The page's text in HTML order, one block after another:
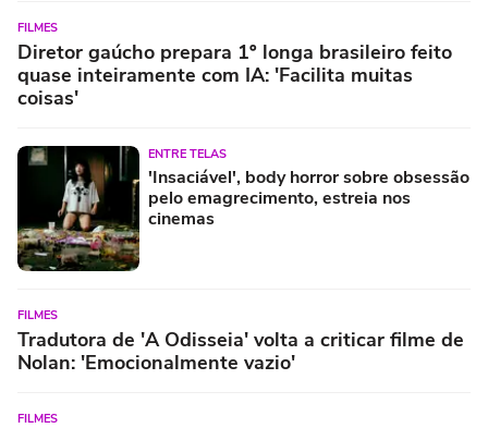
FILMES
Diretor gaúcho prepara 1º longa brasileiro feito
quase inteiramente com IA: 'Facilita muitas
coisas'
ENTRE TELAS
'Insaciável', body horror sobre obsessão
pelo emagrecimento, estreia nos
cinemas
FILMES
Tradutora de 'A Odisseia' volta a criticar filme de
Nolan: 'Emocionalmente vazio'
FILMES